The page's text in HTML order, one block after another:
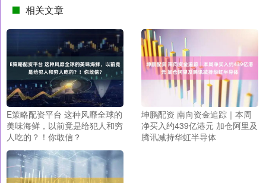
相关文章
E策略配资平台 这种风靡全球的
美味海鲜，以前竟是给犯人和穷
人吃的？！你敢信？
坤鹏配资 南向资金追踪｜本周
净买入约439亿港元 加仓阿里及
腾讯减持华虹半导体